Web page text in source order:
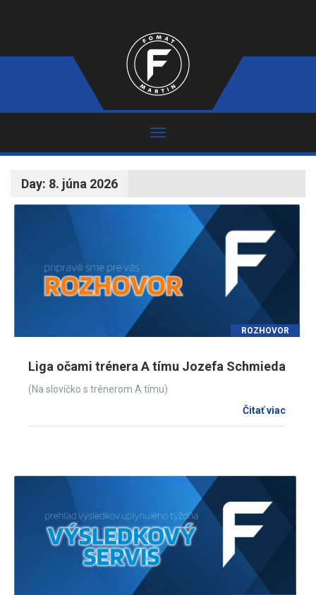
Day: 8. júna 2026
ROZHOVOR
Liga očami trénera A tímu Jozefa Schmieda
(Na slovíčko s trénerom A tímu)
Čitať viac